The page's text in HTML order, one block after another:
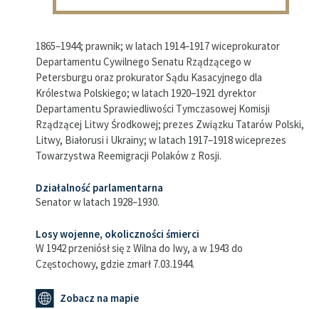
1865–1944; prawnik; w latach 1914–1917 wiceprokurator
Departamentu Cywilnego Senatu Rządzącego w
Petersburgu oraz prokurator Sądu Kasacyjnego dla
Królestwa Polskiego; w latach 1920–1921 dyrektor
Departamentu Sprawiedliwości Tymczasowej Komisji
Rządzącej Litwy Środkowej; prezes Związku Tatarów Polski,
Litwy, Białorusi i Ukrainy; w latach 1917–1918 wiceprezes
Towarzystwa Reemigracji Polaków z Rosji.
Działalność parlamentarna
Senator w latach 1928–1930.
Losy wojenne, okoliczności śmierci
W 1942 przeniósł się z Wilna do Iwy, a w 1943 do
Częstochowy, gdzie zmarł 7.03.1944.
Zobacz na mapie